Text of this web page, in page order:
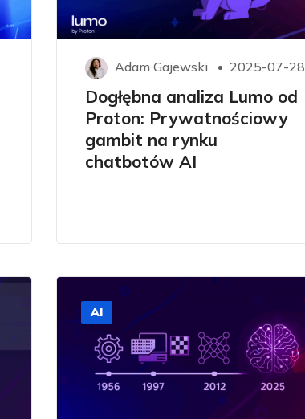
Adam Gajewski 2025-07-28
Dogłębna analiza Lumo od
Proton: Prywatnościowy
gambit na rynku
chatbotów AI
AI